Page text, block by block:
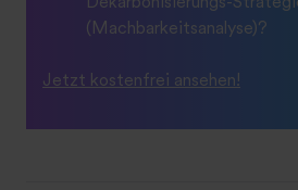
(Machbarkeitsanalyse)?
Jetzt kostenfrei ansehen!